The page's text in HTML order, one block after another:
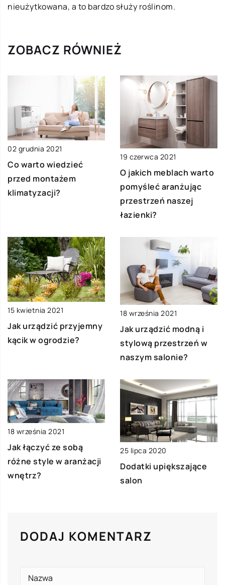
nieużytkowana, a to bardzo służy roślinom.
ZOBACZ RÓWNIEŻ
02 grudnia 2021
Co warto wiedzieć
przed montażem
klimatyzacji?
19 czerwca 2021
O jakich meblach warto
pomyśleć aranżując
przestrzeń naszej
łazienki?
15 kwietnia 2021
Jak urządzić przyjemny
kącik w ogrodzie?
18 września 2021
Jak urządzić modną i
stylową przestrzeń w
naszym salonie?
18 września 2021
Jak łączyć ze sobą
różne style w aranżacji
wnętrz?
25 lipca 2020
Dodatki upiększające
salon
DODAJ KOMENTARZ